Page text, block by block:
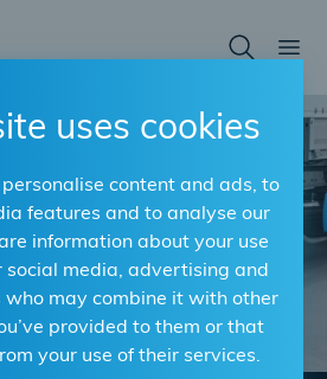
uses cookies
content and ads, to
features and to analyse our
information about your use
social media, advertising and
may combine it with other
provided to them or that
your use of their services.